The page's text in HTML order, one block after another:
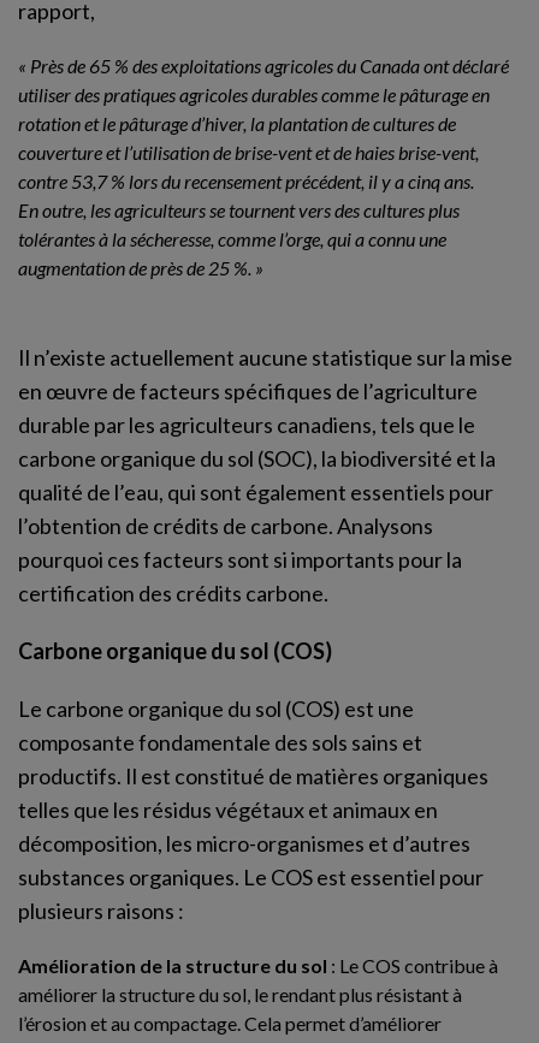
rapport,
« Près de 65 % des exploitations agricoles du Canada ont déclaré
utiliser des pratiques agricoles durables comme le pâturage en
rotation et le pâturage d’hiver, la plantation de cultures de
couverture et l’utilisation de brise-vent et de haies brise-vent,
contre 53,7 % lors du recensement précédent, il y a cinq ans.
En outre, les agriculteurs se tournent vers des cultures plus
tolérantes à la sécheresse, comme l’orge, qui a connu une
augmentation de près de 25 %. »
Il n’existe actuellement aucune statistique sur la mise
en œuvre de facteurs spécifiques de l’agriculture
durable par les agriculteurs canadiens, tels que le
carbone organique du sol (SOC), la biodiversité et la
qualité de l’eau, qui sont également essentiels pour
l’obtention de crédits de carbone. Analysons
pourquoi ces facteurs sont si importants pour la
certification des crédits carbone.
Carbone organique du sol (COS)
Le carbone organique du sol (COS) est une
composante fondamentale des sols sains et
productifs. Il est constitué de matières organiques
telles que les résidus végétaux et animaux en
décomposition, les micro-organismes et d’autres
substances organiques. Le COS est essentiel pour
plusieurs raisons :
Amélioration de la structure du sol : Le COS contribue à
améliorer la structure du sol, le rendant plus résistant à
l’érosion et au compactage. Cela permet d’améliorer